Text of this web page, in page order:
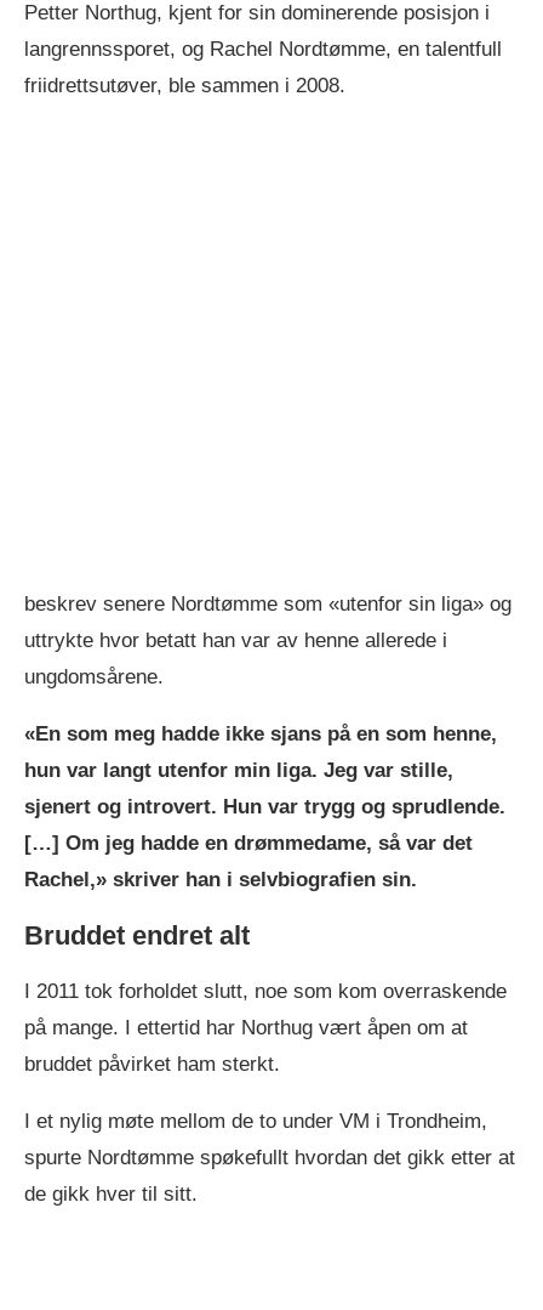
Petter Northug, kjent for sin dominerende posisjon i
langrennssporet, og Rachel Nordtømme, en talentfull
friidrettsutøver, ble sammen i 2008.
beskrev senere Nordtømme som «utenfor sin liga» og
uttrykte hvor betatt han var av henne allerede i
ungdomsårene. ​
«En som meg hadde ikke sjans på en som henne,
hun var langt utenfor min liga. Jeg var stille,
sjenert og introvert. Hun var trygg og sprudlende.
[…] Om jeg hadde en drømmedame, så var det
Rachel,» skriver han i selvbiografien sin.
Bruddet endret alt
I 2011 tok forholdet slutt, noe som kom overraskende
på mange. I ettertid har Northug vært åpen om at
bruddet påvirket ham sterkt.
I et nylig møte mellom de to under VM i Trondheim,
spurte Nordtømme spøkefullt hvordan det gikk etter at
de gikk hver til sitt.